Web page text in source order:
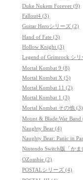
Duke Nukem Forever (9)
Fallout4 (3)
Guitar Heroシリーズ (2)
Hand of Fate (3)
Hollow Knight (3)
Legend of Grimrock シリ
Mortal Kombat 9 (8)
Mortal Kombat X (5)
Mortal Kombat 11 (2)
Mortal Kombat 1 (3)
Mortal Kombat その他 (3)
Mount & Blade:War Band
Naughty Bear (4)
Naughty Bear: Panic in
Nintendo Switch版「か
OZombie (2)
POSTALシリーズ (4)